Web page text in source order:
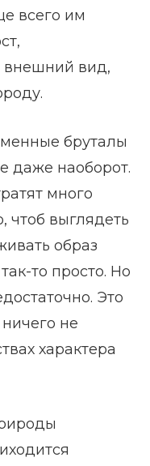
всего им
внешний вид,
бруталы
даже наоборот.
много
чтоб выглядеть
образ
то просто. Но
Это
не
характера